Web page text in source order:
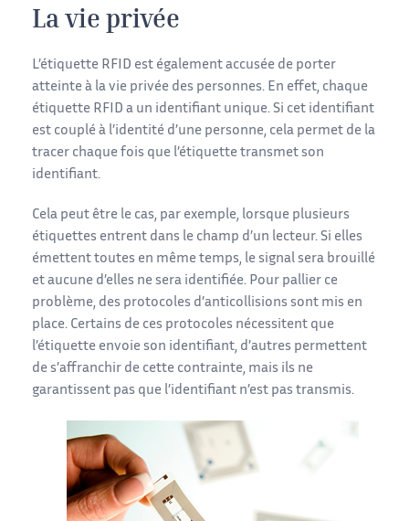
La vie privée
L’étiquette RFID est également accusée de porter
atteinte à la vie privée des personnes. En effet, chaque
étiquette RFID a un identifiant unique. Si cet identifiant
est couplé à l’identité d’une personne, cela permet de la
tracer chaque fois que l’étiquette transmet son
identifiant.
Cela peut être le cas, par exemple, lorsque plusieurs
étiquettes entrent dans le champ d’un lecteur. Si elles
émettent toutes en même temps, le signal sera brouillé
et aucune d’elles ne sera identifiée. Pour pallier ce
problème, des protocoles d’anticollisions sont mis en
place. Certains de ces protocoles nécessitent que
l’étiquette envoie son identifiant, d’autres permettent
de s’affranchir de cette contrainte, mais ils ne
garantissent pas que l’identifiant n’est pas transmis.